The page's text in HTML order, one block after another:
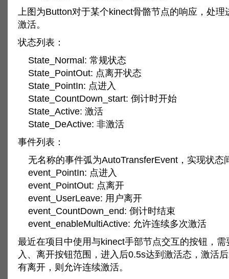
上图为Button对于某个kinect骨骼节点的响应，处理
激活。
状态列表：
State_Normal: 常规状态
State_PointOut: 点离开状态
State_PointIn: 点进入
State_CountDown_start: 倒计时开始
State_Active: 激活
State_DeActive: 非激活
事件列表：
无名称的事件弧为AutoTransferEvent，实现状态
event_PointIn: 点进入
event_PointOut: 点离开
event_UserLeave: 用户离开
event_CountDown_end: 倒计时结束
event_enableMultiActive: 允许连续多次激活
最近在项目中使用与kinect手部节点交互的按钮，需
入、离开按钮范围，进入后0.5s达到激活态，激活
有离开，则允许连续激活。